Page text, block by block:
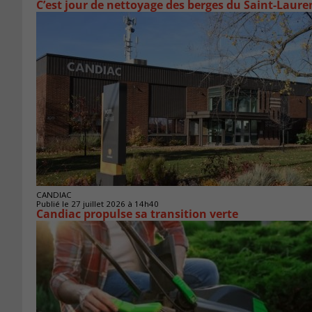
C’est jour de nettoyage des berges du Saint-
CANDIAC
Publié le 27 juillet 2026 à 14h40
Candiac propulse sa transition verte